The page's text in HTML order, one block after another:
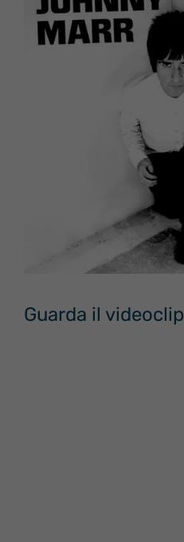
Guarda il videoclip